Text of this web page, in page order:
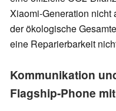
Xiaomi-Generation nicht
der ökologische
eine Reparierbarkeit
Kommunikation
Flagship-Phone